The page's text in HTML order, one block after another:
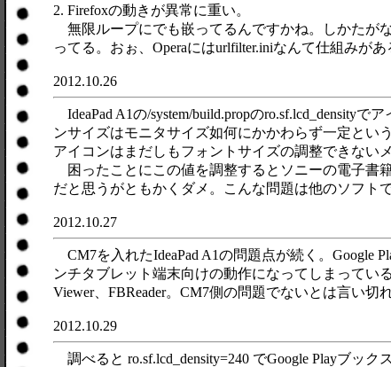
2. Firefoxの動きが異常に重い。
無限ループにでも嵌ってるんですかね。しかたが
ってる。おぉ、Operaにはurlfilter.iniなんて仕組みがあ
2012.10.26
IdeaPad A1の/system/build.propのro.sf.lcd_density
ンサイズはモニタサイズ如何にかかわらず一定とい
アイコンはまだしもフォントサイズの調整できない
困ったことにこの値を調整するとソニーの電子書
だと思うがともかくダメ。こんな問題は他のソフト
2012.10.27
CM7を入れたIdeaPad A1の問題点が続く。Google
ンチタブレット端末向けの動作になってしまってい
Viewer、FBReader。CM7側の問題でないとは言い切
2012.10.29
調べると ro.sf.lcd_density=240 でGoogle Playブッ